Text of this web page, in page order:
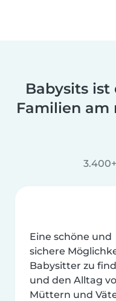
Babysits
Familien am
Eine schöne und
sichere
Babysitter zu
und den Alltag
Müttern und